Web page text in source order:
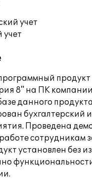
учет
учет
продукт
8" на ПК
данного продукта
бухгалтерский
Проведена
сотрудникам
установлен без